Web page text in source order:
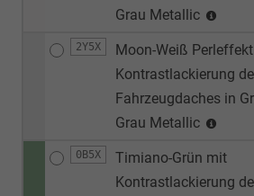
Grau Metallic
2Y5X
Moon-Weiß
Kontrastlackierung
Fahrzeugdaches in
Grau Metallic
0B5X
Timiano-Grün mit
Kontrastlackierung